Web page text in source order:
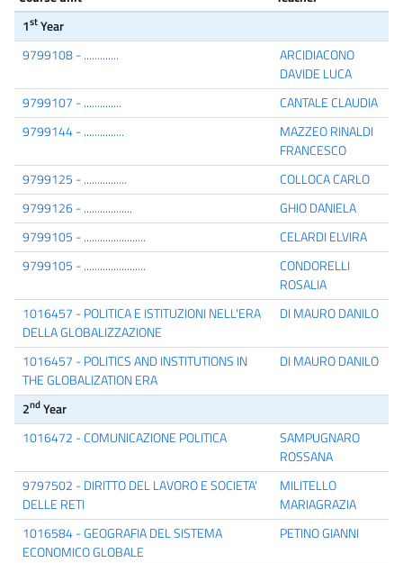
1stYear
9799108 - .............
ARCIDIACONO
DAVIDE LUCA
9799107 - ..............
CANTALE CLAUDIA
9799144 - ...............
MAZZEO RINALDI
FRANCESCO
9799125 - ................
COLLOCA CARLO
9799126 - ..................
GHIO DANIELA
9799105 - .......................
CELARDI ELVIRA
9799105 - .......................
CONDORELLI
ROSALIA
1016457 - POLITICA E ISTITUZIONI NELL'ERA
DELLA GLOBALIZZAZIONE
DI MAURO DANILO
1016457 - POLITICS AND INSTITUTIONS IN
THE GLOBALIZATION ERA
DI MAURO DANILO
2ndYear
1016472 - COMUNICAZIONE POLITICA
SAMPUGNARO
ROSSANA
9797502 - DIRITTO DEL LAVORO E SOCIETA'
DELLE RETI
MILITELLO
MARIAGRAZIA
1016584 - GEOGRAFIA DEL SISTEMA
ECONOMICO GLOBALE
PETINO GIANNI